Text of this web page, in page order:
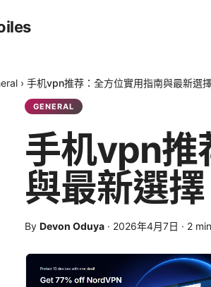
› 手机vpn推荐：全方位實用指南與最新選
GENERAL
手机vpn推
與最新選擇
By Devon Oduya · 2026年4月7日 · 2 min